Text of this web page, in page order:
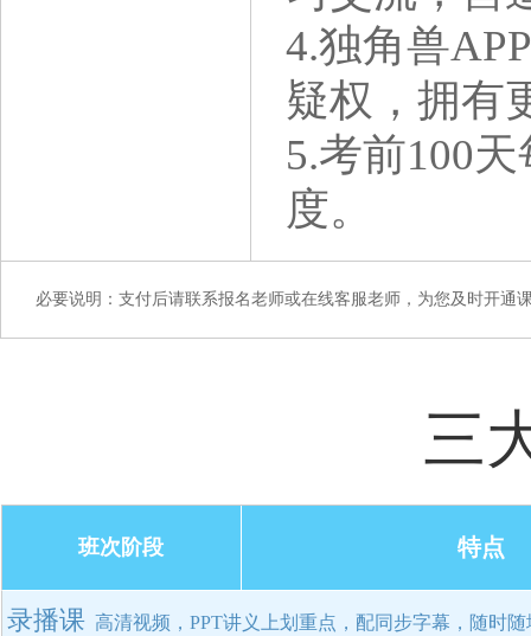
4.独角兽
疑权，拥有
5.考前100
度。
必要说明：支付后请联系报名老师或在线客服老师，为您及时开通
三
班次阶段 特点
录播课高清视频，PPT讲义上划重点，配同步字幕，随时